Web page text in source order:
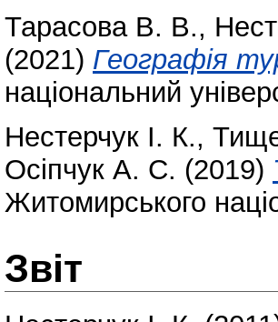
Тарасова В. В.,
(2021) Географія
національний
Нестерчук І. К.,
Осіпчук А. С. (2019)
Житомирського
Звіт